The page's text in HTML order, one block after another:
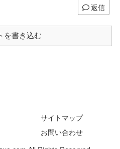
返信
を書き込む
サイトマップ
お問い合わせ